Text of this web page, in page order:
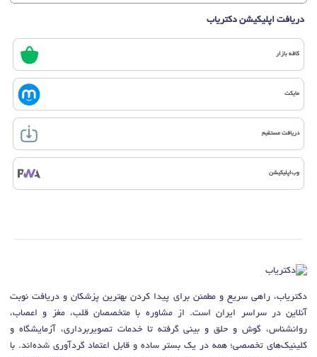
دریافت اپلیکیشن دکتریاب
کافه بازار
مایکت
دریافت مستقیم
وب‌اپلیکیشن
دکتریاب، راهی سریع و مطمئن برای پیدا کردن بهترین پزشکان و دریافت نوبت
آنلاین در سراسر ایران است. از مشاوره با متخصصان قلب، مغز و اعصاب،
روانشناس، گوش و حلق و بینی گرفته تا خدمات تصویربرداری، آزمایشگاه و
کلینیک‌های تخصصی؛ همه در یک بستر ساده و قابل اعتماد گردآوری شده‌اند. با